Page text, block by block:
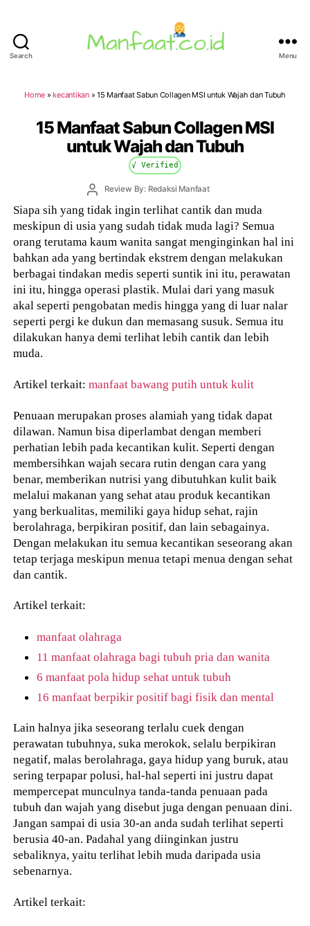
Search Menu
Home »kecantikan»15 Manfaat Sabun Collagen MSI untuk Wajah dan Tubuh
15 Manfaat Sabun Collagen MSI
untuk Wajah dan Tubuh
√ Verified
PostReview By: Redaksi Manfaat
Siapa sih yang tidak ingin terlihat cantik dan muda
meskipun di usia yang sudah tidak muda lagi? Semua
orang terutama kaum wanita sangat menginginkan hal ini
bahkan ada yang bertindak ekstrem dengan melakukan
berbagai tindakan medis seperti suntik ini itu, perawatan
ini itu, hingga operasi plastik. Mulai dari yang masuk
akal seperti pengobatan medis hingga yang di luar nalar
seperti pergi ke dukun dan memasang susuk. Semua itu
dilakukan hanya demi terlihat lebih cantik dan lebih
muda.
Artikel terkait:manfaat bawang putih untuk kulit
Penuaan merupakan proses alamiah yang tidak dapat
dilawan. Namun bisa diperlambat dengan memberi
perhatian lebih pada kecantikan kulit. Seperti dengan
membersihkan wajah secara rutin dengan cara yang
benar, memberikan nutrisi yang dibutuhkan kulit baik
melalui makanan yang sehat atau produk kecantikan
yang berkualitas, memiliki gaya hidup sehat, rajin
berolahraga, berpikiran positif, dan lain sebagainya.
Dengan melakukan itu semua kecantikan seseorang akan
tetap terjaga meskipun menua tetapi menua dengan sehat
dan cantik.
Artikel terkait:
manfaat olahraga
11 manfaat olahraga bagi tubuh pria dan wanita
6 manfaat pola hidup sehat untuk tubuh
16 manfaat berpikir positif bagi fisik dan mental
Lain halnya jika seseorang terlalu cuek dengan
perawatan tubuhnya, suka merokok, selalu berpikiran
negatif, malas berolahraga, gaya hidup yang buruk, atau
sering terpapar polusi, hal-hal seperti ini justru dapat
mempercepat munculnya tanda-tanda penuaan pada
tubuh dan wajah yang disebut juga dengan penuaan dini.
Jangan sampai di usia 30-an anda sudah terlihat seperti
berusia 40-an. Padahal yang diinginkan justru
sebaliknya, yaitu terlihat lebih muda daripada usia
sebenarnya.
Artikel terkait: